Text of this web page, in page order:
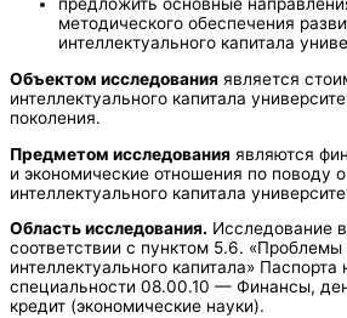
предложить основные
методического обеспечения
интеллектуального капитала
Объектом исследования является
интеллектуального капитала
поколения.
Предметом исследования являются
и экономические отношения по поводу
интеллектуального капитала
Область исследования. Исследование
соответствии с пунктом 5.6.
интеллектуального капитала» Паспорта
специальности 08.00.10 — Финансы,
кредит (экономические науки).